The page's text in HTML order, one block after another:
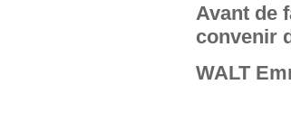
Avant de
convenir
WALT